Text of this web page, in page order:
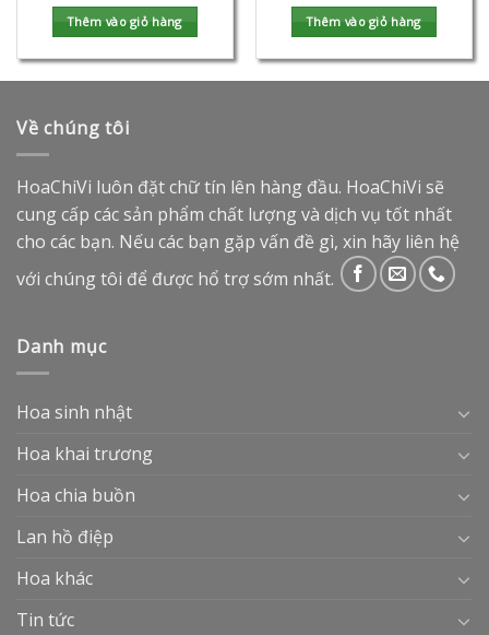
Thêm vào giỏ hàng Thêm vào giỏ hàng
Về chúng tôi
HoaChiVi luôn đặt chữ tín lên hàng đầu. HoaChiVi sẽ
cung cấp các sản phẩm chất lượng và dịch vụ tốt nhất
cho các bạn. Nếu các bạn gặp vấn đề gì, xin hãy liên hệ
với chúng tôi để được hổ trợ sớm nhất.
Danh mục
Hoa sinh nhật
Hoa khai trương
Hoa chia buồn
Lan hồ điệp
Hoa khác
Tin tức